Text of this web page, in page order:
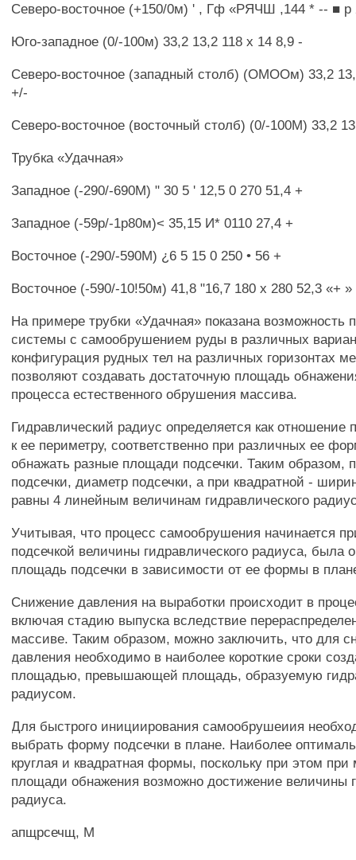
Северо-восточное (+150/0м) ' , Гф «РЯЧШ ,144 * -- ■ р
Юго-западное (0/-100м) 33,2 13,2 118 х 14 8,9 -
Северо-восточное (западный столб) (ОМООм) 33,2
+/-
Северо-восточное (восточный столб) (0/-100М) 33,2
Трубка «Удачная»
Западное (-290/-690М) " 30 5 ' 12,5 0 270 51,4 +
Западное (-59р/-1р80м)< 35,15 И* 0110 27,4 +
Восточное (-290/-590М) ¿6 5 15 0 250 • 56 +
Восточное (-590/-10!50м) 41,8 "16,7 180 x 280 52,3 «+ »
На примере трубки «Удачная» показана возможность
системы с самообрушением руды в различных
конфигурация рудных тел на различных горизонтах
позволяют создавать достаточную площадь
процесса естественного обрушения массива.
Гидравлический радиус определяется как отношение
к ее периметру, соответственно при различных ее
обнажать разные площади подсечки. Таким образом,
подсечки, диаметр подсечки, а при квадратной -
равны 4 линейным величинам гидравлического
Учитывая, что процесс самообрушения начинается
подсечкой величины гидравлического радиуса, была
площадь подсечки в зависимости от ее формы в
Снижение давления на выработки происходит в
включая стадию выпуска вследствие
массиве. Таким образом, можно заключить, что для
давления необходимо в наиболее короткие сроки
площадью, превышающей площадь, образуемую
радиусом.
Для быстрого инициирования самообрушеиия
выбрать форму подсечки в плане. Наиболее
круглая и квадратная формы, поскольку при этом
площади обнажения возможно достижение величины
радиуса.
апщрсечщ, М